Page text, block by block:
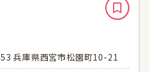
兵庫県西宮市松園町10-21